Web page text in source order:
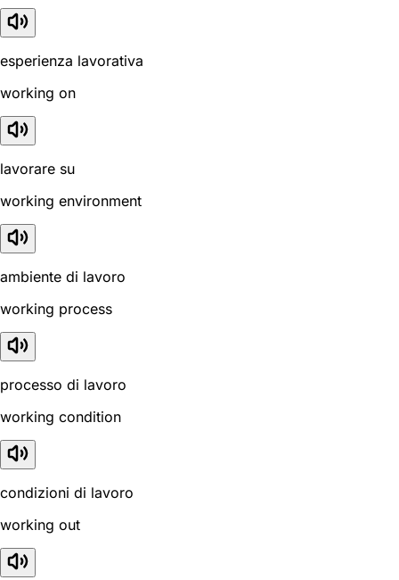
esperienza lavorativa
working on
lavorare su
working environment
ambiente di lavoro
working process
processo di lavoro
working condition
condizioni di lavoro
working out